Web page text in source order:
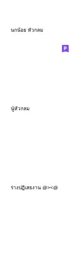
นกน้อย หัวกลม
นู๋หัวกลม
ร่างปฎิเสธงาน @><@